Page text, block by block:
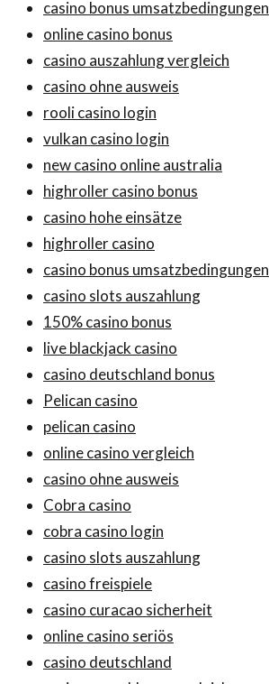
casino bonus umsatzbedingungen
online casino bonus
casino auszahlung vergleich
casino ohne ausweis
rooli casino login
vulkan casino login
new casino online australia
highroller casino bonus
casino hohe einsätze
highroller casino
casino bonus umsatzbedingungen
casino slots auszahlung
150% casino bonus
live blackjack casino
casino deutschland bonus
Pelican casino
pelican casino
online casino vergleich
casino ohne ausweis
Cobra casino
cobra casino login
casino slots auszahlung
casino freispiele
casino curacao sicherheit
online casino seriös
casino deutschland